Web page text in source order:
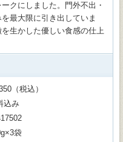
クにしました。門外不出・
最大限に引き出していま
生かした優しい食感の仕上
（税込）
込み
袋